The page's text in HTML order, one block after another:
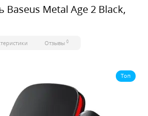
Baseus Metal Age 2 Black,
Отзывы 0
Топ